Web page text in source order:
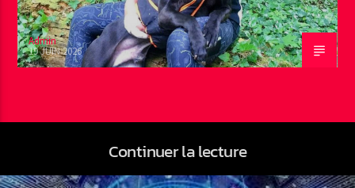
Admin
19 JUIN 2026
Continuer la lecture